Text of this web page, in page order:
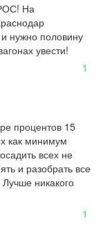
На
нужно половину
увести!
1
процентов 15
как минимум
всех не
и разобрать все
никакого
1